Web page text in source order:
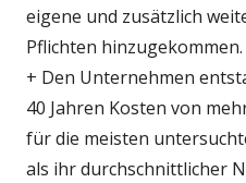
eigene und zusätzlich
Pflichten hinzugekommen.
+ Den Unternehmen
40 Jahren Kosten von
für die meisten
als ihr durchschnittlicher